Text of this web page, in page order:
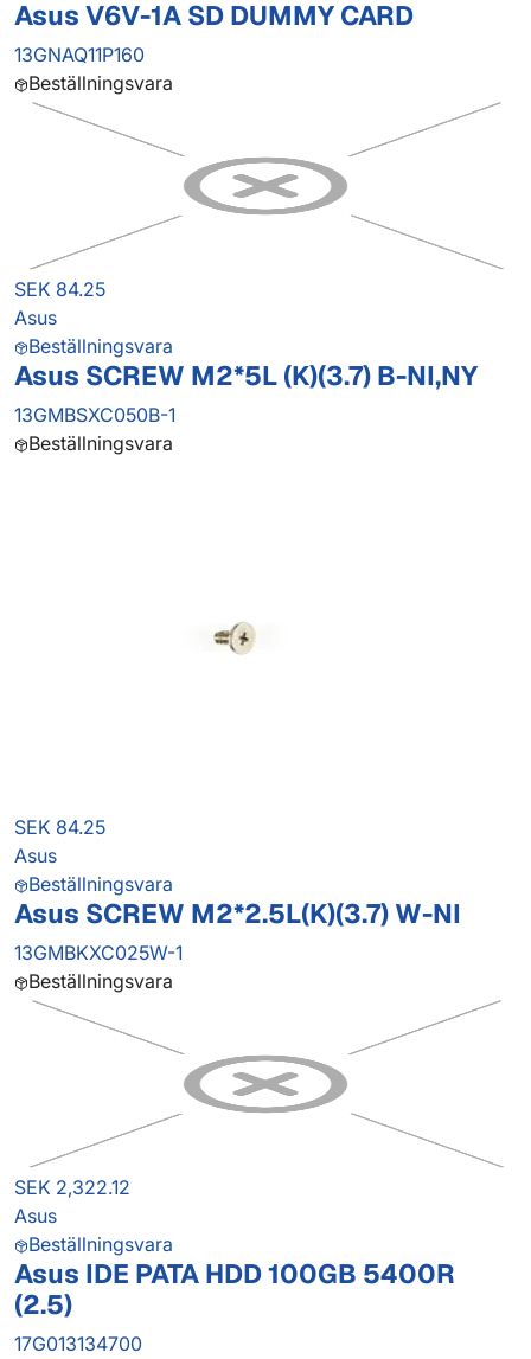
Asus V6V-1A SD DUMMY CARD
13GNAQ11P160
Beställningsvara
SEK 84.25
Asus
Beställningsvara
Asus SCREW M2*5L (K)(3.7) B-NI,NY
13GMBSXC050B-1
Beställningsvara
SEK 84.25
Asus
Beställningsvara
Asus SCREW M2*2.5L(K)(3.7) W-NI
13GMBKXC025W-1
Beställningsvara
SEK 2,322.12
Asus
Beställningsvara
Asus IDE PATA HDD 100GB 5400R
(2.5)
17G013134700